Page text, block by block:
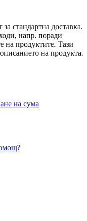
стандартна доставка.
напр. поради
на продуктите. Тази
на продукта.
на сума